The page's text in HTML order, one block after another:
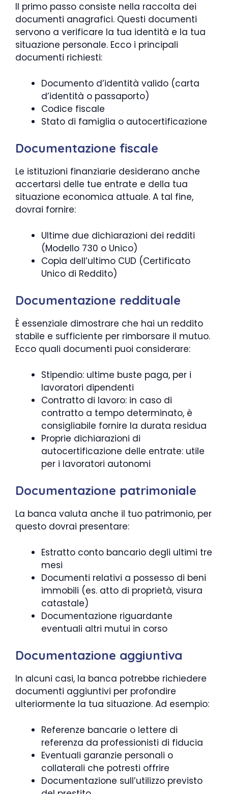
Il primo passo consiste nella raccolta dei
documenti anagrafici. Questi documenti
servono a verificare la tua identità e la tua
situazione personale. Ecco i principali
documenti richiesti:
Documento d’identità valido (carta
d’identità o passaporto)
Codice fiscale
Stato di famiglia o autocertificazione
Documentazione fiscale
Le istituzioni finanziarie desiderano anche
accertarsi delle tue entrate e della tua
situazione economica attuale. A tal fine,
dovrai fornire:
Ultime due dichiarazioni dei redditi
(Modello 730 o Unico)
Copia dell’ultimo CUD (Certificato
Unico di Reddito)
Documentazione reddituale
È essenziale dimostrare che hai un reddito
stabile e sufficiente per rimborsare il mutuo.
Ecco quali documenti puoi considerare:
Stipendio: ultime buste paga, per i
lavoratori dipendenti
Contratto di lavoro: in caso di
contratto a tempo determinato, è
consigliabile fornire la durata residua
Proprie dichiarazioni di
autocertificazione delle entrate: utile
per i lavoratori autonomi
Documentazione patrimoniale
La banca valuta anche il tuo patrimonio, per
questo dovrai presentare:
Estratto conto bancario degli ultimi tre
mesi
Documenti relativi a possesso di beni
immobili (es. atto di proprietà, visura
catastale)
Documentazione riguardante
eventuali altri mutui in corso
Documentazione aggiuntiva
In alcuni casi, la banca potrebbe richiedere
documenti aggiuntivi per profondire
ulteriormente la tua situazione. Ad esempio:
Referenze bancarie o lettere di
referenza da professionisti di fiducia
Eventuali garanzie personali o
collaterali che potresti offrire
Documentazione sull’utilizzo previsto